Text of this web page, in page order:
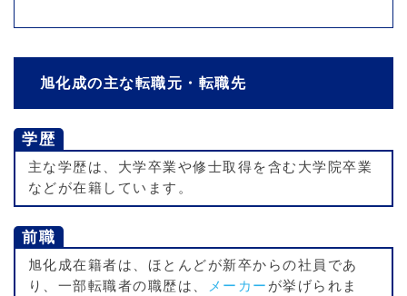
旭化成の主な転職元・転職先
学歴
主な学歴は、大学卒業や修士取得を含む大学院卒業
などが在籍しています。
前職
旭化成在籍者は、ほとんどが新卒からの社員であ
り、一部転職者の職歴は、
メーカー が挙げられま